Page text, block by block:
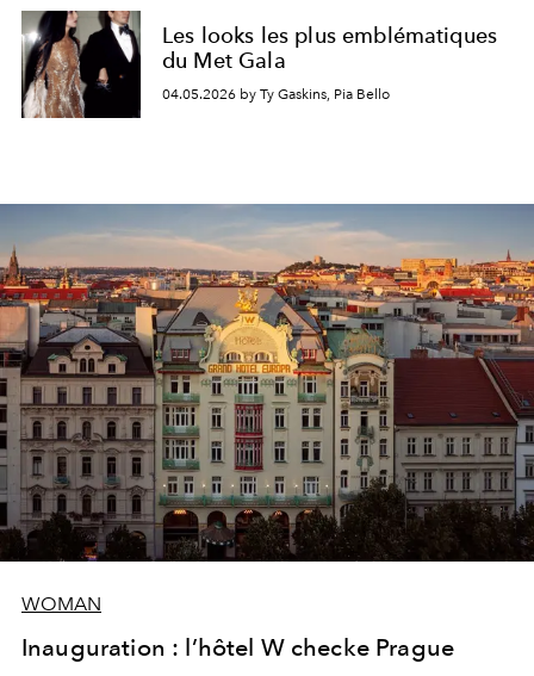
Les looks les plus emblématiques
du Met Gala
04.05.2026 by Ty Gaskins, Pia Bello
WOMAN
Inauguration : l’hôtel W checke Prague